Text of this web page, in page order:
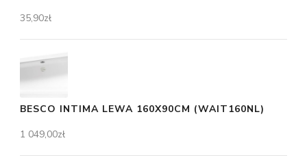
35,90zł
BESCO INTIMA LEWA 160X90CM (WAIT160NL)
1 049,00zł